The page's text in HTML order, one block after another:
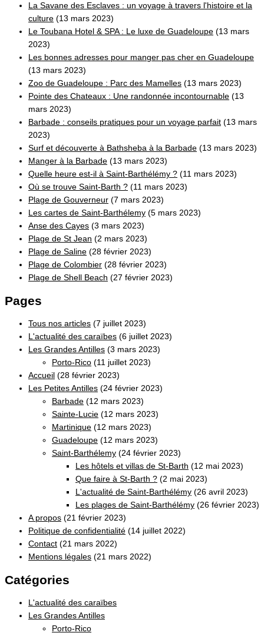
La Savane des Esclaves : un voyage à travers l'histoire et la
culture (13 mars 2023)
Le Toubana Hotel & SPA : Le luxe de Guadeloupe (13 mars
2023)
Les bonnes adresses pour manger pas cher en Guadeloupe
(13 mars 2023)
Zoo de Guadeloupe : Parc des Mamelles (13 mars 2023)
Pointe des Chateaux : Une randonnée incontournable (13
mars 2023)
Barbade : conseils pratiques pour un voyage parfait (13 mars
2023)
Surf et découverte à Bathsheba à la Barbade (13 mars 2023)
Manger à la Barbade (13 mars 2023)
Quelle heure est-il à Saint-Barthélémy ? (11 mars 2023)
Où se trouve Saint-Barth ? (11 mars 2023)
Plage de Gouverneur (7 mars 2023)
Les cartes de Saint-Barthélemy (5 mars 2023)
Anse des Cayes (3 mars 2023)
Plage de St Jean (2 mars 2023)
Plage de Saline (28 février 2023)
Plage de Colombier (28 février 2023)
Plage de Shell Beach (27 février 2023)
Pages
Tous nos articles (7 juillet 2023)
L'actualité des caraïbes (6 juillet 2023)
Les Grandes Antilles (3 mars 2023)
Porto-Rico (11 juillet 2023)
Accueil (28 février 2023)
Les Petites Antilles (24 février 2023)
Barbade (12 mars 2023)
Sainte-Lucie (12 mars 2023)
Martinique (12 mars 2023)
Guadeloupe (12 mars 2023)
Saint-Barthélemy (24 février 2023)
Les hôtels et villas de St-Barth (12 mai 2023)
Que faire à St-Barth ? (2 mai 2023)
L'actualité de Saint-Barthélémy (26 avril 2023)
Les plages de Saint-Barthélémy (26 février 2023)
A propos (21 février 2023)
Politique de confidentialité (14 juillet 2022)
Contact (21 mars 2022)
Mentions légales (21 mars 2022)
Catégories
L'actualité des caraïbes
Les Grandes Antilles
Porto-Rico